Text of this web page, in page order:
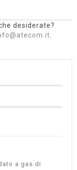
desiderate?
a gas di